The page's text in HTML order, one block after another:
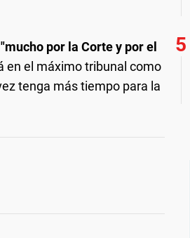
"mucho por la Corte y por el
en el máximo tribunal como
tenga más tiempo para la